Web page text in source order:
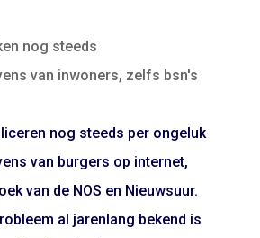
nog steeds
van inwoners, zelfs bsn's
nog steeds per ongeluk
van burgers op internet,
van de NOS en Nieuwsuur.
al jarenlang bekend is